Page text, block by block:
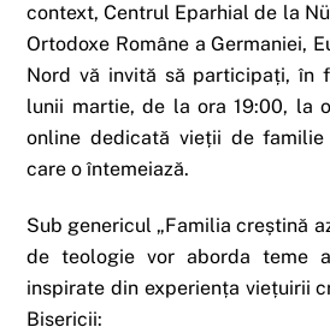
context, Centrul Eparhial de la
Ortodoxe Române a Germaniei,
Nord vă invită să participați, în
lunii martie, de la ora 19:00, la
online dedicată vieții de
care o întemeiază.
Sub genericul „Familia creștină
de teologie vor aborda teme
inspirate din experiența viețuirii
Bisericii: